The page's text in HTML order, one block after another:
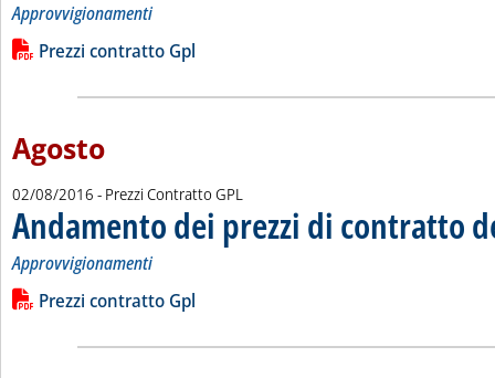
Approvvigionamenti
Leggi tutta la notizia: 'Andamento dei prezzi di contratto del
Lista allegati PDF alla notizia
Prezzi contratto Gpl
Agosto
02/08/2016 - Prezzi Contratto GPL
Andamento dei prezzi di contratto
Approvvigionamenti
Leggi tutta la notizia: 'Andamento dei prezzi di contratto del
Lista allegati PDF alla notizia
Prezzi contratto Gpl